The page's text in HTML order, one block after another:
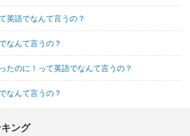
英語でなんて言うの？
なんて言うの？
たのに！って英語でなんて言うの？
なんて言うの？
ング